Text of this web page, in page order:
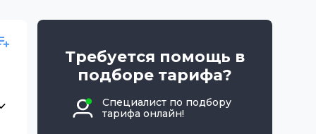
Требуется помощь в
подборе тарифа?
Специалист по подбору
тарифа онлайн!